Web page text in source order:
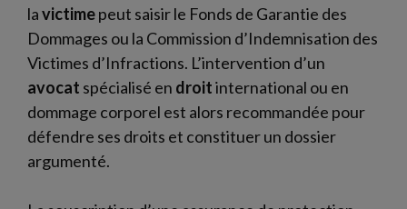
lavictimepeut saisir le Fonds de Garantie des
Dommages ou la Commission d’Indemnisation des
Victimes d’Infractions. L’intervention d’un
avocat spécialisé en droitinternational ou en
dommage corporel est alors recommandée pour
défendre ses droits et constituer un dossier
argumenté.